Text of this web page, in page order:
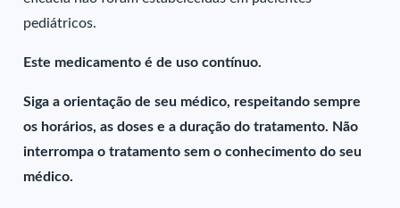
pediátricos.
Este medicamento é de uso contínuo.
Siga a orientação de seu médico, respeitando sempre
os horários, as doses e a duração do tratamento. Não
interrompa o tratamento sem o conhecimento do seu
médico.